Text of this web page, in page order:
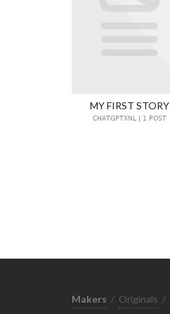
MY FIRST STORY
CHATGPTXNL | 1 POST
Makers / Originals /